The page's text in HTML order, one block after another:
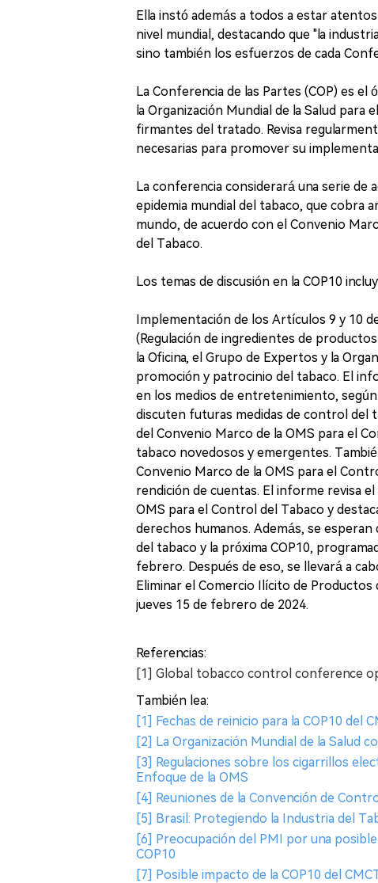
Ella instó además a todos a estar
nivel mundial, destacando que "la
sino también los esfuerzos de cada
La Conferencia de las Partes (COP) es
la Organización Mundial de la Salud
firmantes del tratado. Revisa
necesarias para promover su
La conferencia considerará una serie de
epidemia mundial del tabaco, que cobra
mundo, de acuerdo con el Convenio
del Tabaco.
Los temas de discusión en la COP10
Implementación de los Artículos 9 y 10
(Regulación de ingredientes de
la Oficina, el Grupo de Expertos y la
promoción y patrocinio del tabaco. El
en los medios de entretenimiento,
discuten futuras medidas de control del
del Convenio Marco de la OMS para el
tabaco novedosos y emergentes.
Convenio Marco de la OMS para el
rendición de cuentas. El informe revisa
OMS para el Control del Tabaco y
derechos humanos. Además, se
del tabaco y la próxima COP10,
febrero. Después de eso, se llevará a
Eliminar el Comercio Ilícito de Productos
jueves 15 de febrero de 2024.
Referencias:
[1] Global tobacco control conference
También lea:
[1] Fechas de reinicio para la COP10 del
[2] La Organización Mundial de la Salud
[3] Regulaciones sobre los cigarrillos
Enfoque de la OMS
[4] Reuniones de la Convención de
[5] Brasil: Protegiendo la Industria del
[6] Preocupación del PMI por una
COP10
[7] Posible impacto de la COP10 del